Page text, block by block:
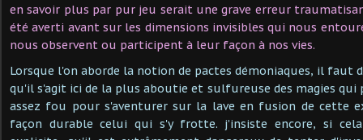
en savoir plus par pur jeu serait une grave erreur
été averti avant sur les dimensions invisibles qui nous
nous observent ou participent à leur façon à nos vies.
Lorsque l'on aborde la notion de pactes démoniaques, il faut
qu'il s'agit ici de la plus aboutie et sulfureuse des magies
assez fou pour s'aventurer sur la lave en fusion de cette
façon durable celui qui s'y frotte. j’insiste encore, si